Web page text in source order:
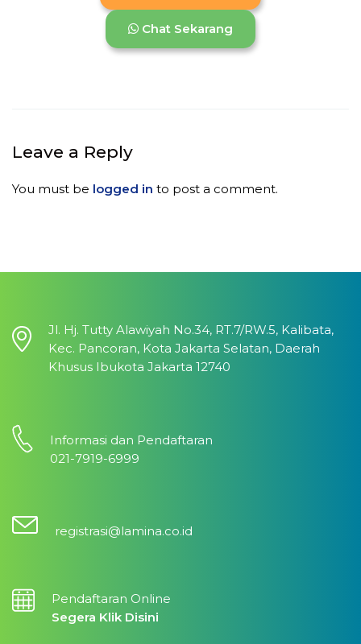
Chat Sekarang
Leave a Reply
You must be logged in to post a comment.
Jl. Hj. Tutty Alawiyah No.34, RT.7/RW.5, Kalibata,
Kec. Pancoran, Kota Jakarta Selatan, Daerah
Khusus Ibukota Jakarta 12740
Informasi dan Pendaftaran
021-7919-6999
registrasi@lamina.co.id
Pendaftaran Online
Segera Klik Disini